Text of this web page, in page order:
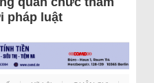
pháp luật